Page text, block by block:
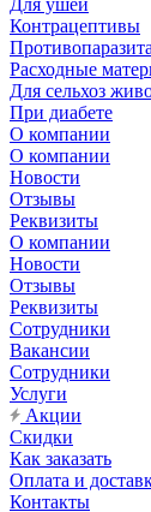
Для ушей
Контрацептивы
Расходные
Для сельхоз
При диабете
О компании
О компании
Новости
Отзывы
Реквизиты
О компании
Новости
Отзывы
Реквизиты
Сотрудники
Вакансии
Сотрудники
Услуги
Акции
Скидки
Как заказать
Оплата и
Контакты